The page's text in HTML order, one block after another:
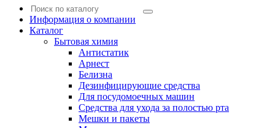
Информация о компании
Каталог
Бытовая химия
Антистатик
Арнест
Белизна
Дезинфицирующие средства
Для посудомоечных машин
Средства для ухода за полостью рта
Мешки и пакеты